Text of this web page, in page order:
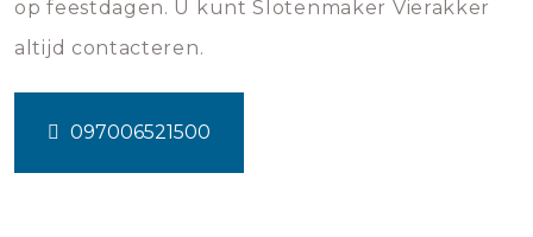
op feestdagen. U kunt Slotenmaker Vierakker
altijd contacteren.
097006521500